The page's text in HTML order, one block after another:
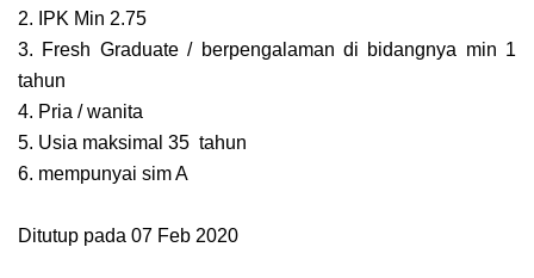
2. IPK Min 2.75
3. Fresh Graduate / berpengalaman di bidangnya min 1
tahun
4. Pria / wanita
5. Usia maksimal 35 tahun
6. mempunyai sim A
Ditutup pada 07 Feb 2020